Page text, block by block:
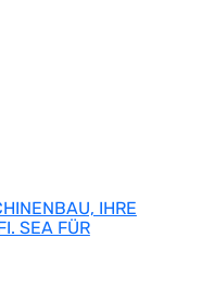
IHRE
SEA FÜR